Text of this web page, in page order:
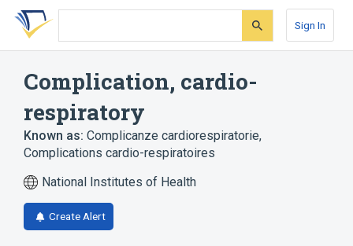
Skip
search
Skip
Skip
account
Sign In
Complication, cardio-
respiratory
Known as: Complicanze cardiorespiratorie,
Complications cardio-respiratoires
National Institutes of Health
Create Alert